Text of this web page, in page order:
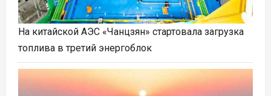
На китайской АЭС «Чанцзян» стартовала загрузка
топлива в третий энергоблок